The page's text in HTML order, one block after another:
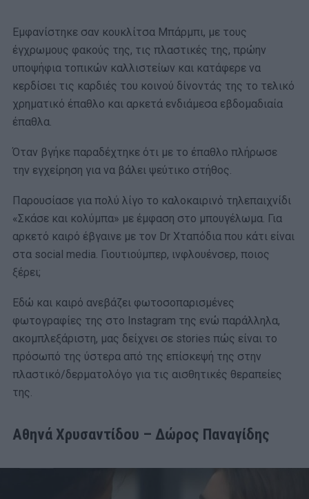
Eμφανίστηκε σαν κουκλίτσα Μπάρμπι, με τους
έγχρωμους φακούς της, τις πλαστικές της, πρώην
υποψήφια τοπικών καλλιστείων και κατάφερε να
κερδίσει τις καρδιές του κοινού δίνοντάς της το τελικό
χρηματικό έπαθλο και αρκετά ενδιάμεσα εβδομαδιαία
έπαθλα.
Όταν βγήκε παραδέχτηκε ότι με το έπαθλο πλήρωσε
την εγχείρηση για να βάλει ψεύτικο στήθος.
Παρουσίασε για πολύ λίγο το καλοκαιρινό τηλεπαιχνίδι
«Σκάσε και κολύμπα» με έμφαση στο μπουγέλωμα. Για
αρκετό καιρό έβγαινε με τον Dr Χταπόδια που κάτι είναι
στα social media. Γιουτιούμπερ, ινφλουένσερ, ποιος
ξέρει;
Εδώ και καιρό ανεβάζει φωτοσοπαρισμένες
φωτογραφίες της στο Instagram της ενώ παράλληλα,
ακομπλεξάριστη, μας δείχνει σε stories πώς είναι το
πρόσωπό της ύστερα από της επίσκεψή της στην
πλαστικό/δερματολόγο για τις αισθητικές θεραπείες
της.
Αθηνά Χρυσαντίδου – Δώρος Παναγίδης